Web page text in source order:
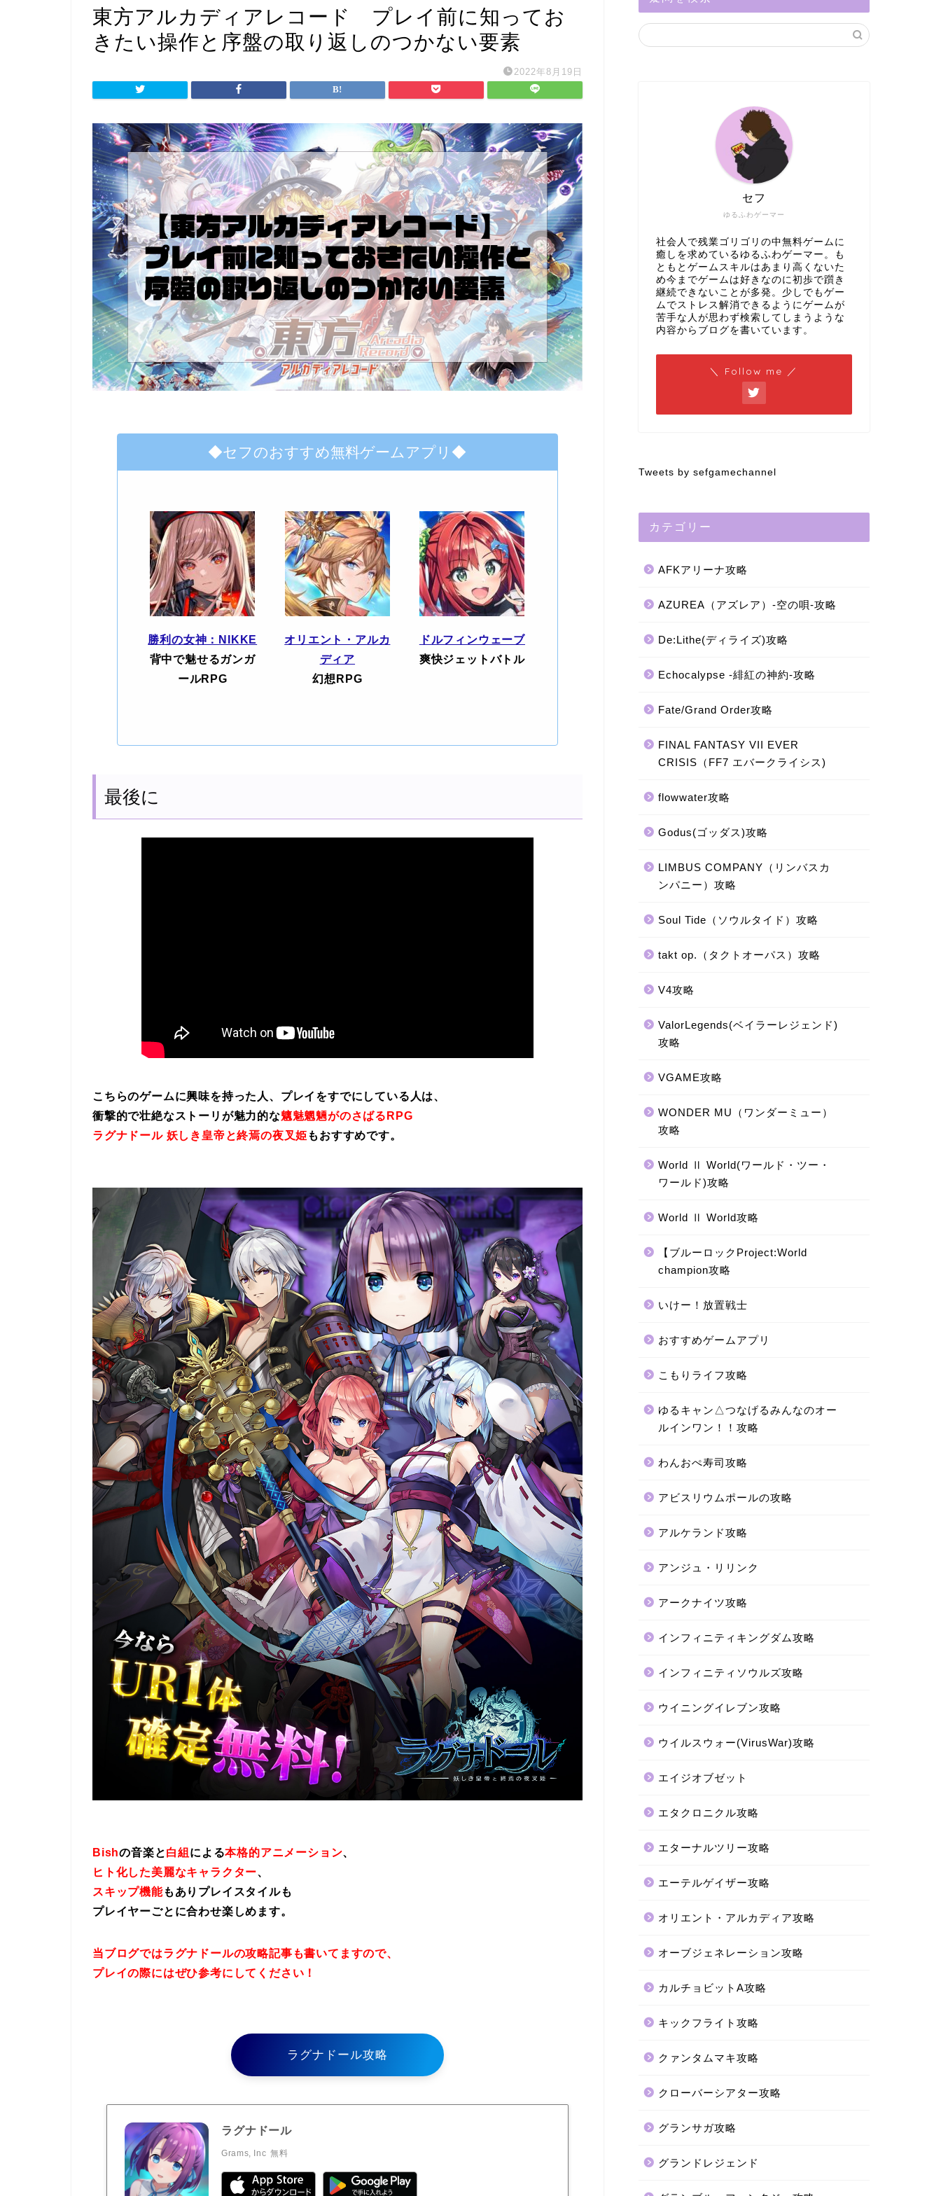
東方アルカディアレコード プレイ前に知ってお
きたい操作と序盤の取り返しのつかない要素
2022年8月19日
◆セフのおすすめ無料ゲームアプリ◆
勝利の女神：NIKKE
背中で魅せるガンガ
ールRPG
オリエント・アルカ
ディア
幻想RPG
ドルフィンウェーブ
爽快ジェットバトル
最後に
こちらのゲームに興味を持った人、プレイをすでにしている人は、
衝撃的で壮絶なストーリが魅力的な魑魅魍魎がのさばるRPG
ラグナドール 妖しき皇帝と終焉の夜叉姫 もおすすめです。
Bishの音楽と白組 による本格的アニメーション、
ヒト化した美麗なキャラクター、
スキップ機能もありプレイスタイルも
プレイヤーごとに合わせ楽しめます。
当ブログではラグナドールの攻略記事も書いてますので、
プレイの際にはぜひ参考にしてください！
ラグナドール攻略
ラグナドール
Grams, Inc 無料
ゆるふわゲーマー
セフ
社会人で残業ゴリゴリの中無料ゲームに
癒しを求めているゆるふわゲーマー。も
ともとゲームスキルはあまり高くないた
め今までゲームは好きなのに初歩で躓き
継続できないことが多発。少しでもゲー
ムでストレス解消できるようにゲームが
苦手な人が思わず検索してしまうような
内容からブログを書いています。
＼ Follow me ／
Tweets by sefgamechannel
カテゴリー
AFKアリーナ攻略
AZUREA（アズレア）-空の唄-攻略
De:Lithe(ディライズ)攻略
Echocalypse -緋紅の神約-攻略
Fate/Grand Order攻略
FINAL FANTASY VII EVER
CRISIS（FF7 エバークライシス)
flowwater攻略
Godus(ゴッダス)攻略
LIMBUS COMPANY（リンバスカ
ンパニー）攻略
Soul Tide（ソウルタイド）攻略
takt op.（タクトオーパス）攻略
V4攻略
ValorLegends(ベイラーレジェンド)
攻略
VGAME攻略
WONDER MU（ワンダーミュー）
攻略
World Ⅱ World(ワールド・ツー・
ワールド)攻略
World Ⅱ World攻略
【ブルーロックProject:World
champion攻略
いけー！放置戦士
おすすめゲームアプリ
こもりライフ攻略
ゆるキャン△つなげるみんなのオー
ルインワン！！攻略
わんおぺ寿司攻略
アビスリウムポールの攻略
アルケランド攻略
アンジュ・リリンク
アークナイツ攻略
インフィニティキングダム攻略
インフィニティソウルズ攻略
ウイニングイレブン攻略
ウイルスウォー(VirusWar)攻略
エイジオブゼット
エタクロニクル攻略
エターナルツリー攻略
エーテルゲイザー攻略
オリエント・アルカディア攻略
オーブジェネレーション攻略
カルチョビットA攻略
キックフライト攻略
クァンタムマキ攻略
クローバーシアター攻略
グランサガ攻略
グランドレジェンド